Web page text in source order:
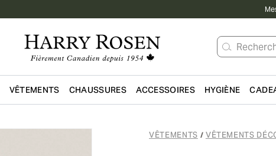
Passer au contenu principal
VÊTEMENTS CHAUSSURES ACCESSOIRES HYGIÈNE
VÊTEMENTS / VÊTEMENTS